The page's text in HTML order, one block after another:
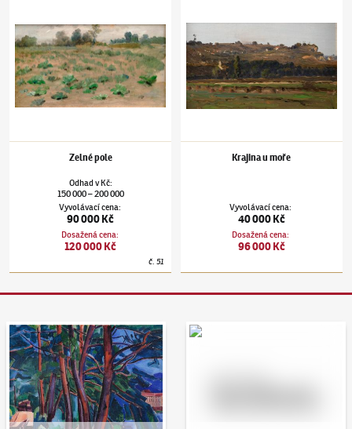
Zelné pole
Odhadv Kč:
150 000–200 000
Vyvolávací cena:
90 000 Kč
Dosažená cena:
120 000 Kč
č.51
Krajina u moře
Vyvolávací cena:
40 000 Kč
Dosažená cena:
96 000 Kč
Aukční den 95 Dražit online - Artslimit